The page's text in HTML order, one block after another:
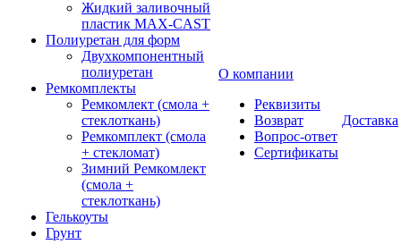
Жидкий заливочный
пластик MAX-CAST
Полиуретан для форм
Двухкомпонентный
полиуретан
Ремкомплекты
Ремкомлект (смола +
стеклоткань)
Ремкомплект (смола
+ стекломат)
Зимний Ремкомлект
(смола +
стеклоткань)
Гелькоуты
Грунт
О компании
Реквизиты
Возврат
Вопрос-ответ
Сертификаты
Доставка